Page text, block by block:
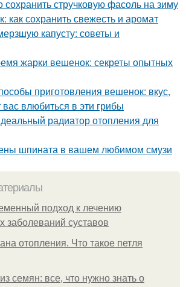
сохранить стручковую фасоль на зиму
как сохранить свежесть и аромат
капусту: советы и
жарки вешенок: секреты опытных
приготовления вешенок: вкус,
вас влюбиться в эти грибы
радиатор отопления для
шпината в вашем любимом смузи
подход к лечению
заболеваний суставов
отопления. Что такое петля
семян: все, что нужно знать о